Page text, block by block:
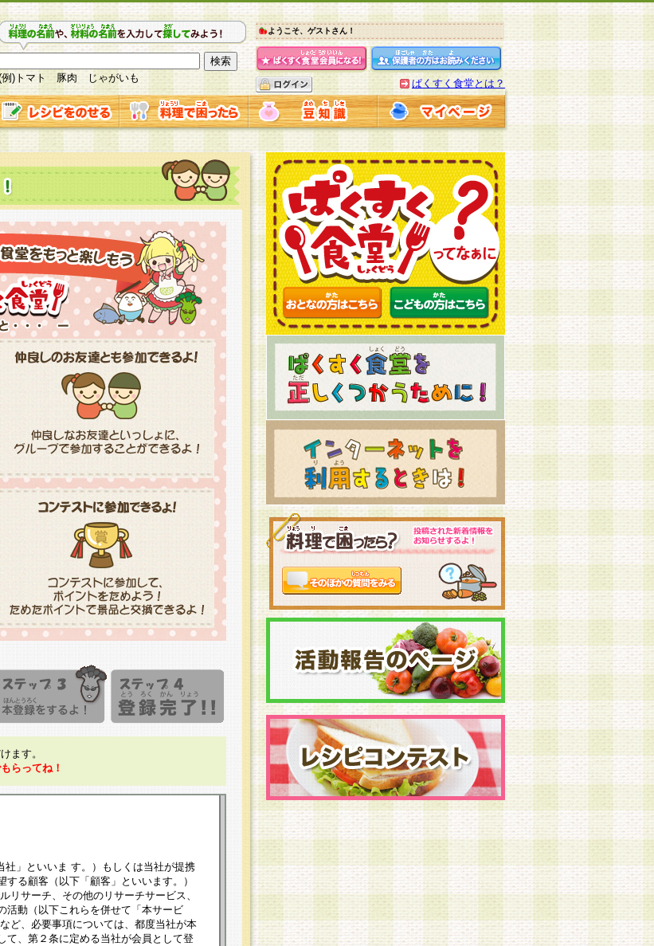
例)トマト 豚肉 じゃがいも
ようこそ、ゲストさん！
ぱくすく食堂とは？
ます。
らってね！
」といいま す。）もしくは当社が提携
る顧客（以下「顧客」といいます。）
リサーチ、その他のリサーチサービス、
活動（以下これらを併せて「本サービ
ど、必要事項については、都度当社が本
て、第２条に定める当社が会員として登